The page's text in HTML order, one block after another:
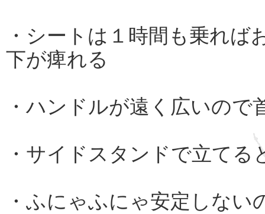
・シートは１時間も乗れ
下が痺れる
・ハンドルが遠く広いので
・サイドスタンドで立て
・ふにゃふにゃ安定しな